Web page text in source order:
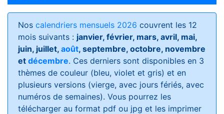
Nos calendriers mensuels 2026 couvrent les 12
mois suivants : janvier, février, mars, avril, mai,
juin, juillet, août, septembre, octobre, novembre
et décembre. Ces derniers sont disponibles en 3
thèmes de couleur (bleu, violet et gris) et en
plusieurs versions (vierge, avec jours fériés, avec
numéros de semaines). Vous pourrez les
télécharger au format pdf ou jpg et les imprimer